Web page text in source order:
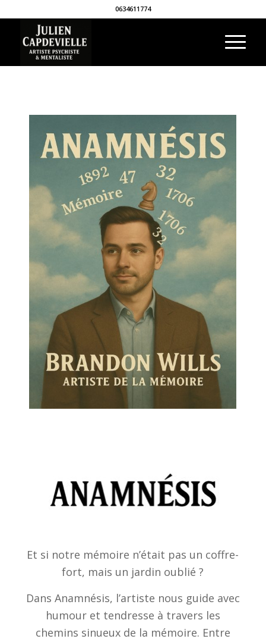
0634611774
Et si notre mémoire n’était pas un coffre-
fort, mais un jardin oublié ?
Dans Anamnésis, l’artiste nous guide avec
humour et tendresse à travers les
chemins sinueux de la mémoire. Entre